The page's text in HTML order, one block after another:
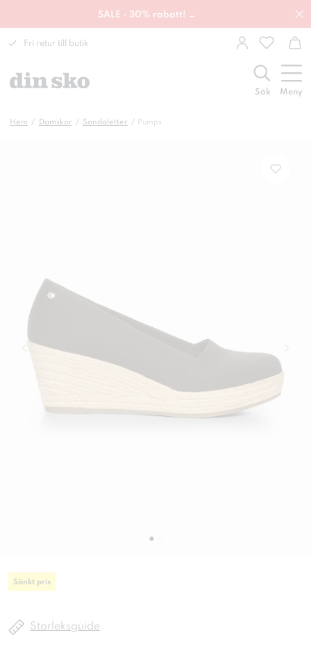
SALE - 30% rabatt! →
Fri retur till butik
Sök Meny
Hem Damskor Sandaletter Pumps
Sänkt pris
Storleksguide